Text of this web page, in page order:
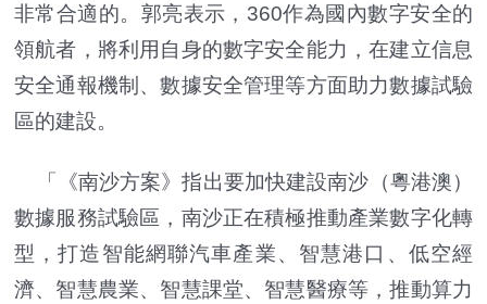
非常合適的。郭亮表示，360作為國內數字安全的
領航者，將利用自身的數字安全能力，在建立信息
安全通報機制、數據安全管理等方面助力數據試驗
區的建設。
「《南沙方案》指出要加快建設南沙（粵港澳）
數據服務試驗區，南沙正在積極推動產業數字化轉
型，打造智能網聯汽車產業、智慧港口、低空經
濟、智慧農業、智慧課堂、智慧醫療等，推動算力